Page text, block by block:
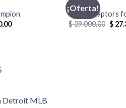
El
¡Oferta!
CASACA
Casaca Raptors
$39.000,00 El
precio
$
Detroit MLB